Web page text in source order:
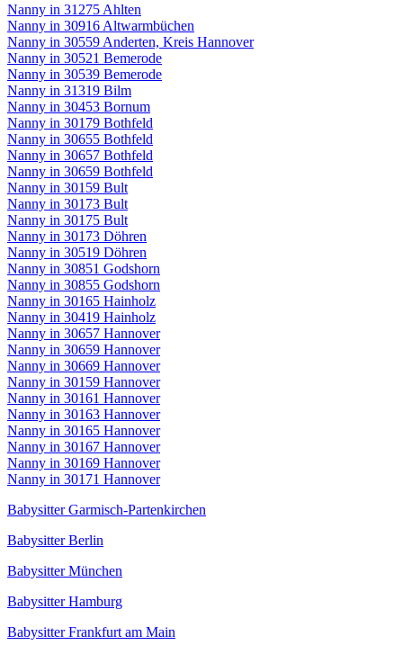
Nanny in 31275 Ahlten
Nanny in 30916 Altwarmbüchen
Nanny in 30559 Anderten, Kreis Hannover
Nanny in 30521 Bemerode
Nanny in 30539 Bemerode
Nanny in 31319 Bilm
Nanny in 30453 Bornum
Nanny in 30179 Bothfeld
Nanny in 30655 Bothfeld
Nanny in 30657 Bothfeld
Nanny in 30659 Bothfeld
Nanny in 30159 Bult
Nanny in 30173 Bult
Nanny in 30175 Bult
Nanny in 30173 Döhren
Nanny in 30519 Döhren
Nanny in 30851 Godshorn
Nanny in 30855 Godshorn
Nanny in 30165 Hainholz
Nanny in 30419 Hainholz
Nanny in 30657 Hannover
Nanny in 30659 Hannover
Nanny in 30669 Hannover
Nanny in 30159 Hannover
Nanny in 30161 Hannover
Nanny in 30163 Hannover
Nanny in 30165 Hannover
Nanny in 30167 Hannover
Nanny in 30169 Hannover
Nanny in 30171 Hannover
Babysitter Garmisch-Partenkirchen
Babysitter Berlin
Babysitter München
Babysitter Hamburg
Babysitter Frankfurt am Main